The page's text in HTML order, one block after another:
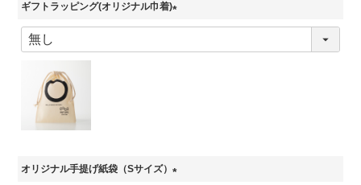
ギフトラッピング(オリジナル巾着)
(
オリジナル手提げ紙袋（Sサイズ）